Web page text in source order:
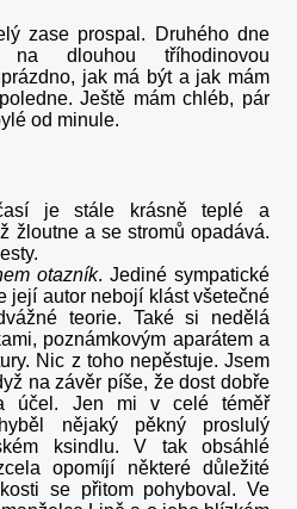
zase prospal. Druhého dne
na dlouhou tříhodinovou
jak má být a jak mám
Ještě mám chléb, pár
od minule.
je stále krásně teplé a
žloutne a se stromů opadává.
otazník. Jediné sympatické
její autor nebojí klást všetečné
teorie. Také si nedělá
poznámkovým aparátem a
Nic z toho nepěstuje. Jsem
na závěr píše, že dost dobře
účel. Jen mi v celé téměř
nějaký pěkný proslulý
ksindlu. V tak obsáhlé
opomíjí některé důležité
se přitom pohyboval. Ve